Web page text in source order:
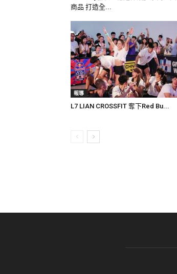
商品 打造全...
報導
L7 LIAN CROSSFIT 奪下Red Bu...